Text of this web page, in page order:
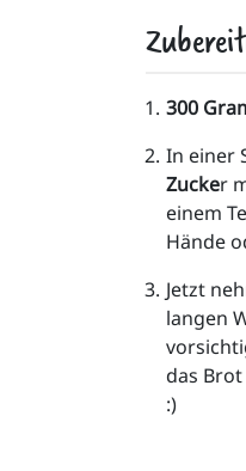
300
In einer
Zucker
einem
Hände
Jetzt
langen
das
:)